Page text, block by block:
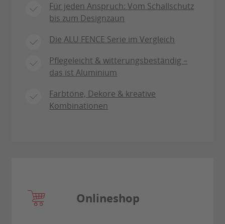
Für jeden Anspruch: Vom Schallschutz
bis zum Designzaun
Die ALU FENCE Serie im Vergleich
Pflegeleicht & witterungsbeständig –
das ist Aluminium
Farbtöne, Dekore & kreative
Kombinationen
Onlineshop